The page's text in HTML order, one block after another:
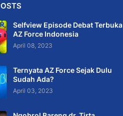
Selfview Episode Debat Terbuka
AZ Force Indonesia
April 08, 2023
Ternyata AZ Force Sejak Dulu
Sudah Ada?
April 03, 2023